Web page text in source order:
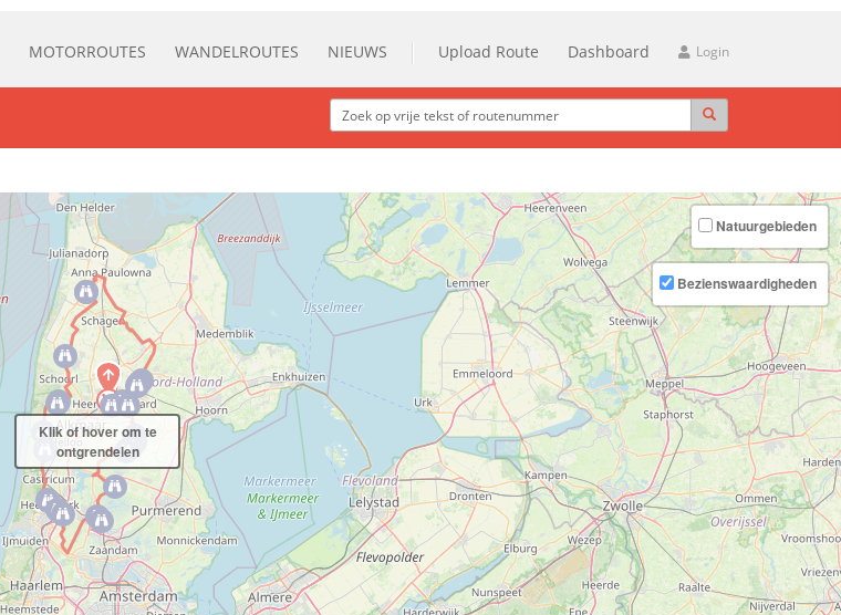
MOTORROUTES WANDELROUTES NIEUWS Upload Route Dashboard Login
Natuurgebieden
Bezienswaardigheden
Klik of hover om te
ontgrendelen